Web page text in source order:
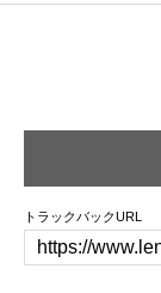
トラックバックURL